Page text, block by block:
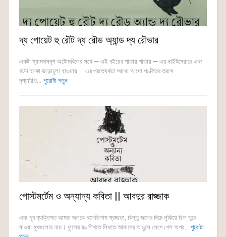
দ্য পোয়েট হু রৌট দ্য রৌড অ্যান্ড দ্য রৌভার
একটা ম্যামথসদৃশ অটোমবিলের সঙ্গে — এই বইয়ের পাতায় পাতায় — এর নাইটমেয়ারে এবং
মটর্সাইকো উড়োচুলা হাওয়ায় — এর প্রত্যেকটা আধো আধো পঙক্তির তরঙ্গে —
দৃশ্যায়িত... পুরোটা পড়ুন
পোস্টমর্টেম ও অন্যান্য কবিতা || আবদুর রাজ্জাক
এবং খুব ব্যক্তিগত আমরা জলকে বলেছিলাম স্বচ্ছতা, কিন্তু জলের নিচে লুকিয়ে ছিল ডুবে-
যাওয়া মুখগুলোর নাম। ফুলের রঙ লিখতে লিখতে আমাদের আঙুলে লেগে গেল অপর... পুরোটা